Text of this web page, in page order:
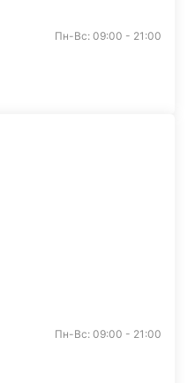
Пн-Вс: 09:00 - 21:00
Пн-Вс: 09:00 - 21:00